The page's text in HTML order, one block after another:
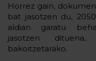
Horrez gain,
bat jasotzen du,
aldian garatu
jasotzen
bakoitzetarako.